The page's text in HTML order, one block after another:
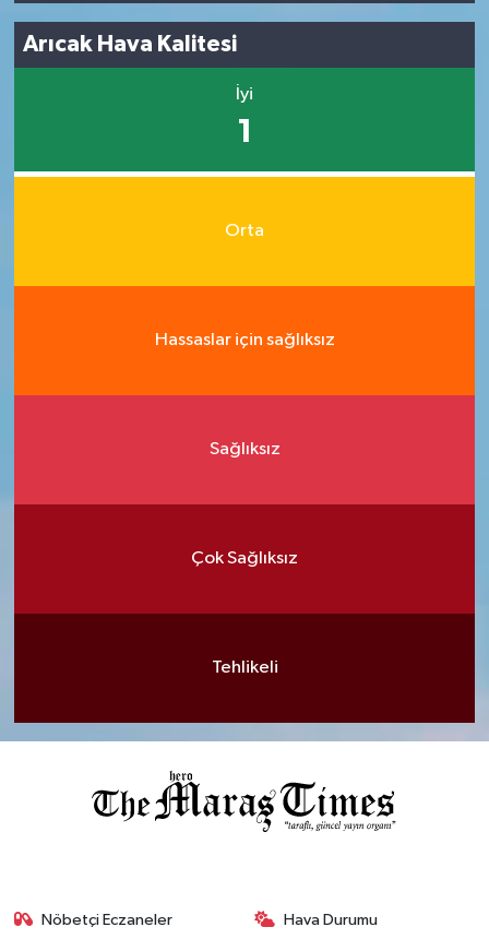
Arıcak Hava Kalitesi
İyi
1
Orta
Hassaslar için sağlıksız
Sağlıksız
Çok Sağlıksız
Tehlikeli
Nöbetçi Eczaneler Hava Durumu